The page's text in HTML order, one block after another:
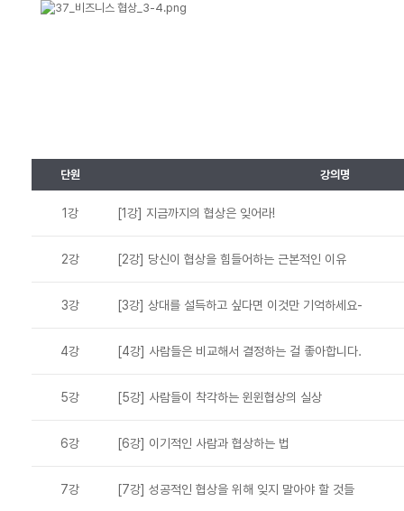
단원 강의명
1강 [1강] 지금까지의 협상은 잊어라!
2강 [2강] 당신이 협상을 힘들어하는 근본적인 이유
3강 [3강] 상대를 설득하고 싶다면 이것만 기억하세요-
4강 [4강] 사람들은 비교해서 결정하는 걸 좋아합니다.
5강 [5강] 사람들이 착각하는 윈윈협상의 실상
6강 [6강] 이기적인 사람과 협상하는 법
7강 [7강] 성공적인 협상을 위해 잊지 말아야 할 것들